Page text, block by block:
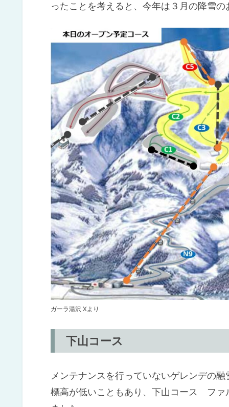
ったことを考えると、今年は３月の降雪
ガーラ湯沢 Xより
下山コース
メンテナンスを行っていないゲレンデの
標高が低いこともあり、下山コース ファ